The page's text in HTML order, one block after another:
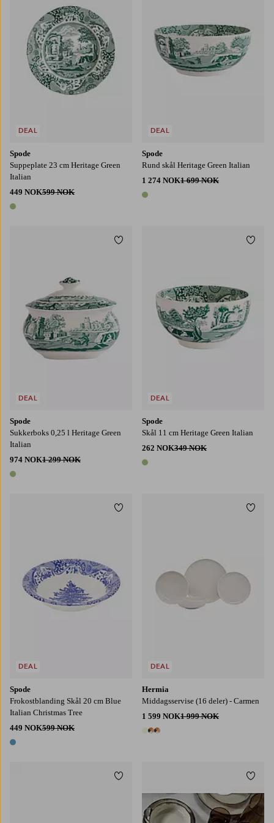
Spode
Suppeplate 23 cm Heritage Green
Italian
449 NOK599 NOK
1 farge
DEAL
Spode
Rund skål Heritage Green Italian
1 274 NOK1 699 NOK
1 farge
DEAL
Spode
Sukkerboks 0,25 l Heritage Green
Italian
974 NOK1 299 NOK
1 farge
DEAL
Legg til favoritter
Spode
Skål 11 cm Heritage Green Italian
262 NOK349 NOK
1 farge
DEAL
Spode
Frokostblanding Skål 20 cm Blue
Italian Christmas Tree
449 NOK599 NOK
1 farge
DEAL
Legg til favoritter
Hermia
Middagsservise (16 deler) - Carmen
1 599 NOK1 999 NOK
3 farger
DEAL
Legg til favoritter